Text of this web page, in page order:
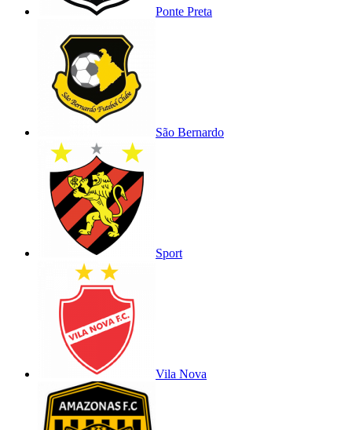
Ponte Preta
São Bernardo
Sport
Vila Nova